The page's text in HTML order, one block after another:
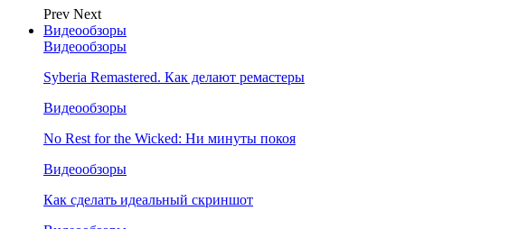
Prev Next
Видеообзоры
Видеообзоры
Syberia Remastered. Как делают ремастеры
Видеообзоры
No Rest for the Wicked: Ни минуты покоя
Видеообзоры
Как сделать идеальный скриншот